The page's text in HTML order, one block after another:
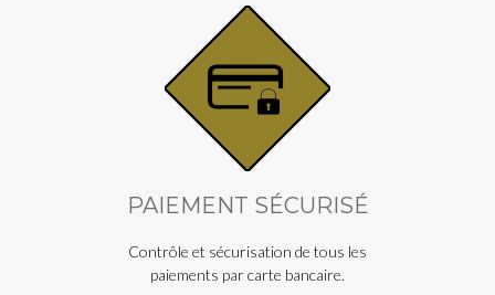
PAIEMENT SÉCURISÉ
Contrôle et sécurisation de tous les
paiements par carte bancaire.